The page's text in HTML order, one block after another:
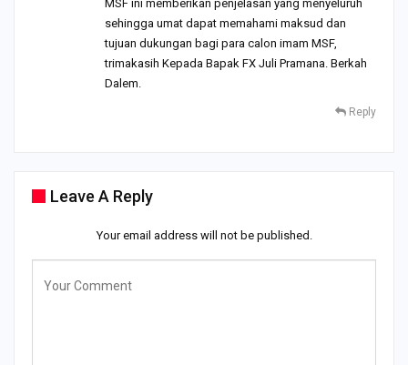
MSF ini memberikan penjelasan yang menyeluruh
sehingga umat dapat memahami maksud dan
tujuan dukungan bagi para calon imam MSF,
trimakasih Kepada Bapak FX Juli Pramana. Berkah
Dalem.
Reply
Leave A Reply
Your email address will not be published.